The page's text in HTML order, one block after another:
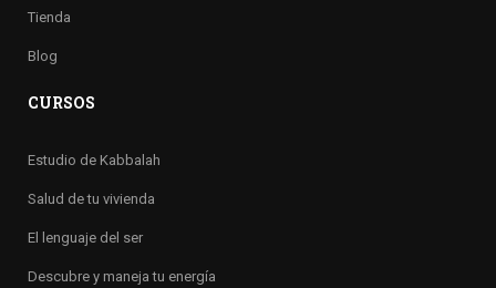
Tienda
Blog
CURSOS
Estudio de Kabbalah
Salud de tu vivienda
El lenguaje del ser
Descubre y maneja tu energía